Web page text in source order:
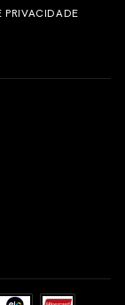
PRIVACIDADE